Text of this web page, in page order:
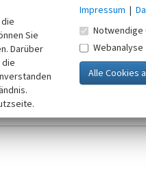
im Rahmen der KuLaDig-
NRW und der seit
Datenschutz
Sie
Darüber
Impressum |
Notwendige
Webanalyse